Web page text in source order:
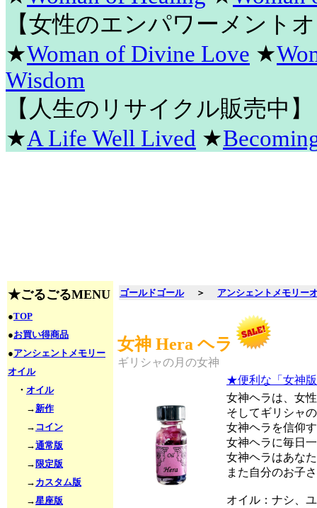
【女性のエンパワーメント
★Woman of Divine Love ★
Wisdom
【人生のリサイクル販売中】
★A Life Well Lived ★
★ごるごるMENU
●TOP
●お買い得商品
●アンシェントメモリー
オイル
・ オイル
→新作
→ コイン
→通常版
→ 限定版
→ カスタム版
→星座版
ゴールドゴール ＞ アンシェントメモリー
女神 Hera ヘラ
ギリシャの月の女神
★便利な「女神
女神ヘラは、女
そしてギリシャ
女神ヘラを信仰
女神ヘラに毎日
女神ヘラはあな
また自分のお子
オイル：ナシ、